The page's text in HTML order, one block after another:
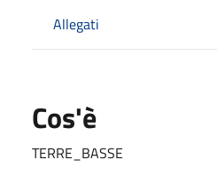
Allegati
Cos'è
TERRE_BASSE